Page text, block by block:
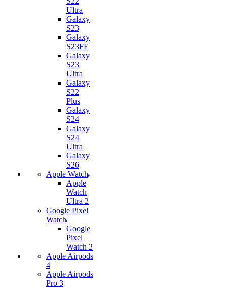
Ultra
Galaxy
S23
Galaxy
S23FE
Galaxy
S23
Ultra
Galaxy
S22
Plus
Galaxy
S24
Galaxy
S24
Ultra
Galaxy
S26
Apple Watch
Apple
Watch
Ultra 2
Google Pixel
Watch
Google
Pixel
Watch 2
Apple Airpods
4
Apple Airpods
Pro 3